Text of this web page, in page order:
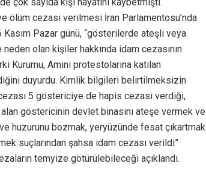
ölüm cezası verilmesi İran Parlamentosu’nda
Pazar günü, “gösterilerde ateşli veya
olan kişiler hakkında idam cezasının
Kurumu, Amini protestolarına katılan
duyurdu. Kimlik bilgileri belirtilmeksizin
5 göstericiye de hapis cezası verdiği,
göstericinin devlet binasını ateşe vermek ve
huzurunu bozmak, yeryüzünde fesat çıkartmak
suçlarından şahsa idam cezası verildi”
temyize götürülebileceği açıklandı.